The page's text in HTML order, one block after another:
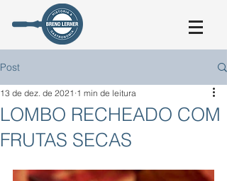
Post
LOMBO RECHEADO COM
FRUTAS SECAS
13 de dez. de 2021 1 min de leitura